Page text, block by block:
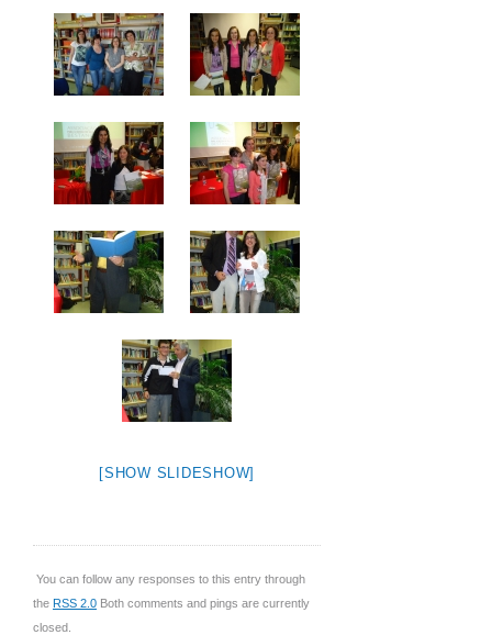
[SHOW SLIDESHOW]
You can follow any responses to this entry through
the RSS 2.0 Both comments and pings are currently
closed.